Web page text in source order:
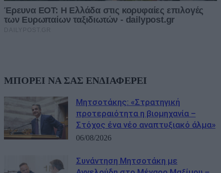
ΜΠΟΡΕΙ ΝΑ ΣΑΣ ΕΝΔΙΑΦΕΡΕΙ
Μητσοτάκης: «Στρατηγική
προτεραιότητα η βιομηχανία –
Στόχος ένα νέο αναπτυξιακό άλμα»
06/08/2026
Συνάντηση Μητσοτάκη με